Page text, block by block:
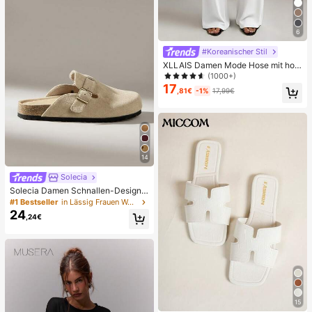
14
Solecia
Solecia Damen Schnallen-Design
Alltag Reise Lässig Hausschuhe
#1 Bestseller in Lässig Frauen Wohnungen
24 ,24€
6
#Koreanischer Stil
XLLAIS Damen Mode Hose mit hoh
er Taille und geradem Bein, Herbst/
Winter Lässig Weiß Frühling, Arbeit
bis Wochenende
(1000+)
17,81€ -1% 17,99€
15